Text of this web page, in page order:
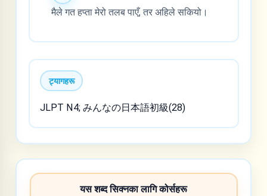
मैले गत हप्ता मेरो तलब पाएँ, तर अहिले सकियो।
ट्यागहरू
JLPT N4; みんなの日本語初級(28)
यस शब्द सिक्नका लागि कोर्सहरू